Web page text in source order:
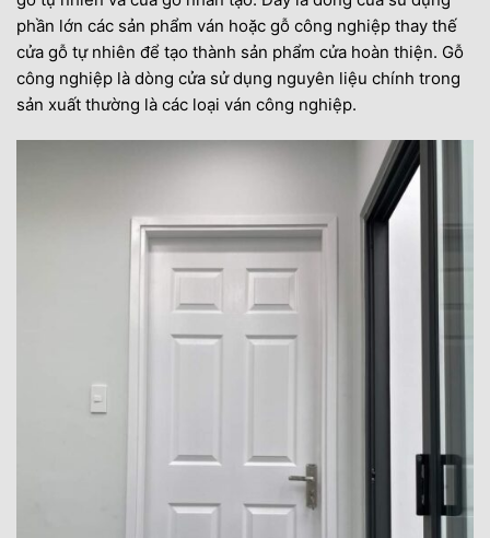
phần lớn các sản phẩm ván hoặc gỗ công nghiệp thay thế
cửa gỗ tự nhiên để tạo thành sản phẩm cửa hoàn thiện. Gỗ
công nghiệp là dòng cửa sử dụng nguyên liệu chính trong
sản xuất thường là các loại ván công nghiệp.